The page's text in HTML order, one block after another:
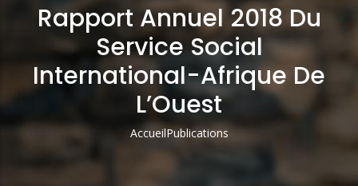
Rapport Annuel 2018 Du
Service Social
International-Afrique De
L’Ouest
Fil
AccueilPublications